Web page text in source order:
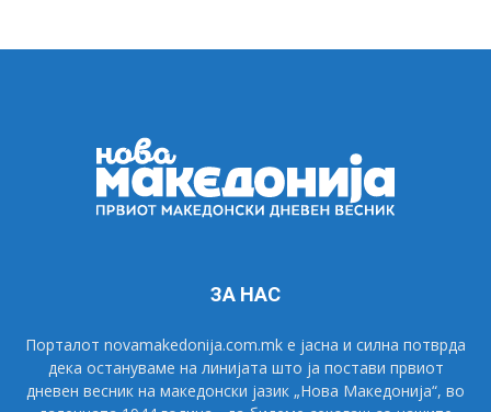
ЗА НАС
Порталот novamakedonija.com.mk е јасна и силна потврда
дека остануваме на линијата што ја постави првиот
дневен весник на македонски јазик „Нова Македонија“, во